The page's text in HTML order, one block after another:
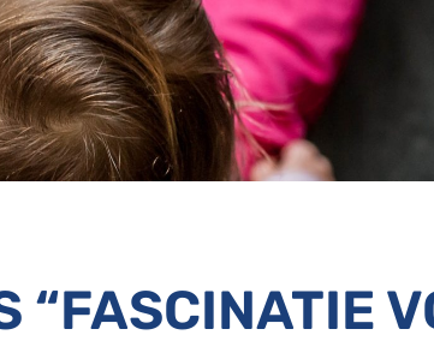
“FASCINATIE